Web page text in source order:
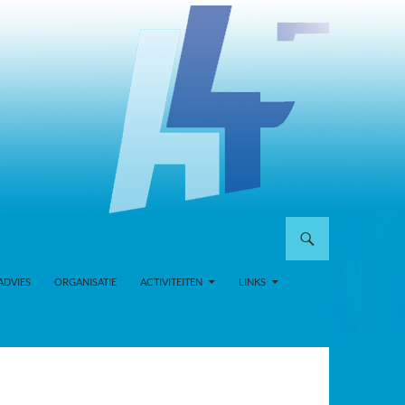
ORGANISATIE ACTIVITEITEN LINKS